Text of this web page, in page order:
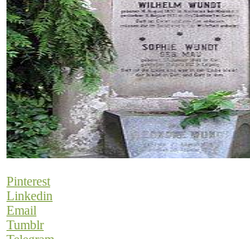
Pinterest
Linkedin
Email
Tumblr